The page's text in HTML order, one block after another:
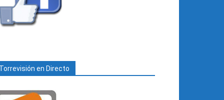
en Directo